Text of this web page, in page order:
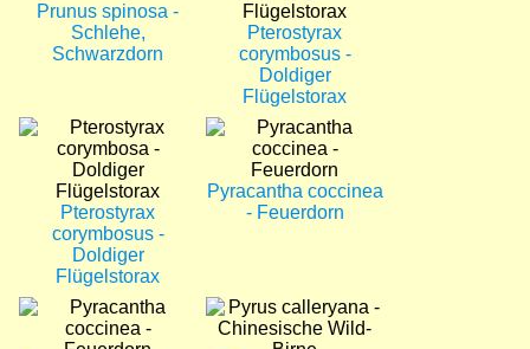
Prunus spinosa -
Schlehe,
Schwarzdorn
Pterostyrax
corymbosus -
Doldiger
Flügelstorax
Bild
Pterostyrax
corymbosus -
Doldiger
Flügelstorax
Bild
Pyracantha coccinea
- Feuerdorn
Bild Bild